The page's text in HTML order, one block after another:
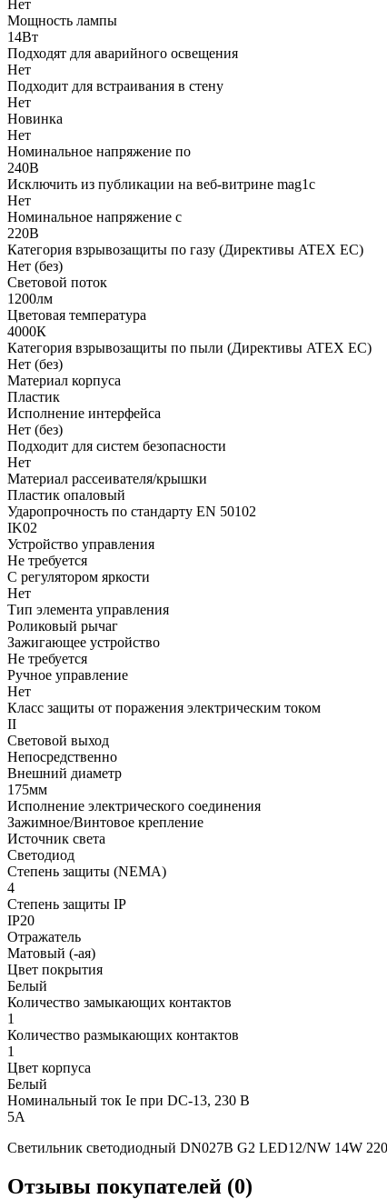
Нет
Мощность лампы
14Вт
Подходят для аварийного освещения
Нет
Подходит для встраивания в стену
Нет
Новинка
Нет
Номинальное напряжение по
240В
Исключить из публикации на веб-витрине mag1c
Нет
Номинальное напряжение с
220В
Категория взрывозащиты по газу (Директивы ATEX ЕС)
Нет (без)
Световой поток
1200лм
Цветовая температура
4000К
Категория взрывозащиты по пыли (Директивы ATEX ЕС)
Нет (без)
Материал корпуса
Пластик
Исполнение интерфейса
Нет (без)
Подходит для систем безопасности
Нет
Материал рассеивателя/крышки
Пластик опаловый
Ударопрочность по стандарту EN 50102
IK02
Устройство управления
Не требуется
С регулятором яркости
Нет
Тип элемента управления
Роликовый рычаг
Зажигающее устройство
Не требуется
Ручное управление
Нет
Класс защиты от поражения электрическим током
II
Световой выход
Непосредственно
Внешний диаметр
175мм
Исполнение электрического соединения
Зажимное/Винтовое крепление
Источник света
Светодиод
Степень защиты (NEMA)
4
Степень защиты IP
IP20
Отражатель
Матовый (-ая)
Цвет покрытия
Белый
Количество замыкающих контактов
1
Количество размыкающих контактов
1
Цвет корпуса
Белый
Номинальный ток Ie при DC-13, 230 В
5А
Светильник светодиодный DN027B G2 LED12/NW 14W
Отзывы покупателей (0)